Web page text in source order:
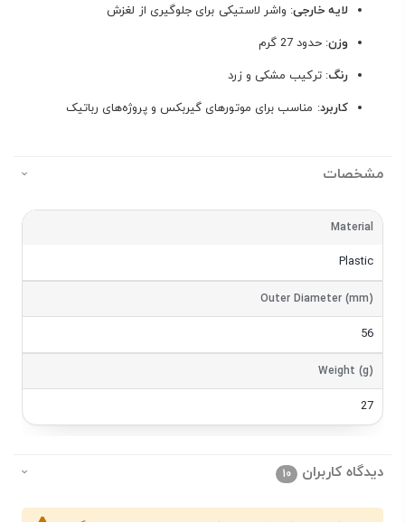
لایه خارجی: واشر لاستیکی برای جلوگیری از لغزش
وزن: حدود 27 گرم
رنگ: ترکیب مشکی و زرد
کاربرد: مناسب برای موتورهای گیربکس و پروژه‌های رباتیک
مشخصات
مشخصات
Material
Plastic
Outer Diameter (mm)
56
Weight (g)
27
دیدگاه کاربران 10